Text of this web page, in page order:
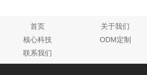
首页 关于我们
核心科技
ODM定制
联系我们